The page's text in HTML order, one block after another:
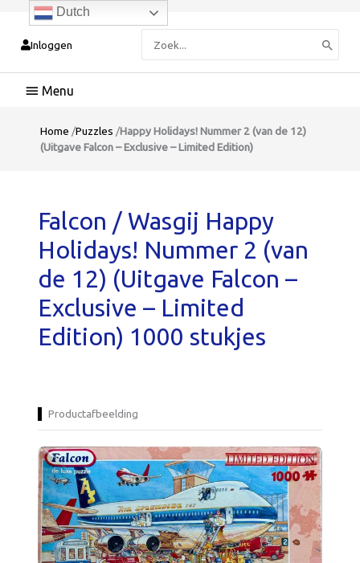
Inloggen
naar:
Hoofdmenu
Home /Puzzles /Happy Holidays! Nummer 2 (van de 12)
(Uitgave Falcon – Exclusive – Limited Edition)
Falcon / Wasgij Happy
Holidays! Nummer 2 (van
de 12) (Uitgave Falcon –
Exclusive – Limited
Edition) 1000 stukjes
Productafbeelding
Dutch